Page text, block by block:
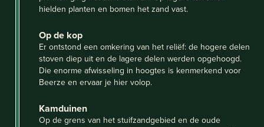
hielden planten en bomen het zand vast.
Op de kop
Er ontstond een omkering van het reliëf: de hogere delen
stoven diep uit en de lagere delen werden opgehoogd.
Die enorme afwisseling in hoogtes is kenmerkend voor
Beerze en ervaar je hier volop.
Kamduinen
Op de grens van het stuifzandgebied en de oude